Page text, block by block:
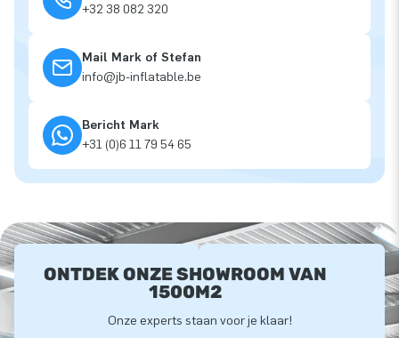
+32 38 082 320
Mail Mark of Stefan
info@jb-inflatable.be
Bericht Mark
+31 (0)6 11 79 54 65
ONTDEK ONZE SHOWROOM VAN
1500M2
Onze experts staan voor je klaar!